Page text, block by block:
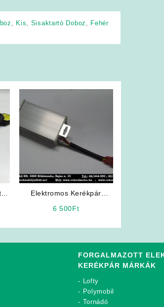
Kis Sisaktartó Doboz
Fehér
Elektromos Kerékpár
6 500Ft
FORGALMAZOTT
KERÉKPÁR MÁRKÁK
- Lofty
- Polymobil
- Tornádó